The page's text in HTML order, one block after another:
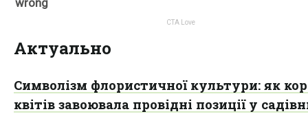
Актуально
Символізм флористичної культури: як
квітів завоювала провідні позиції у